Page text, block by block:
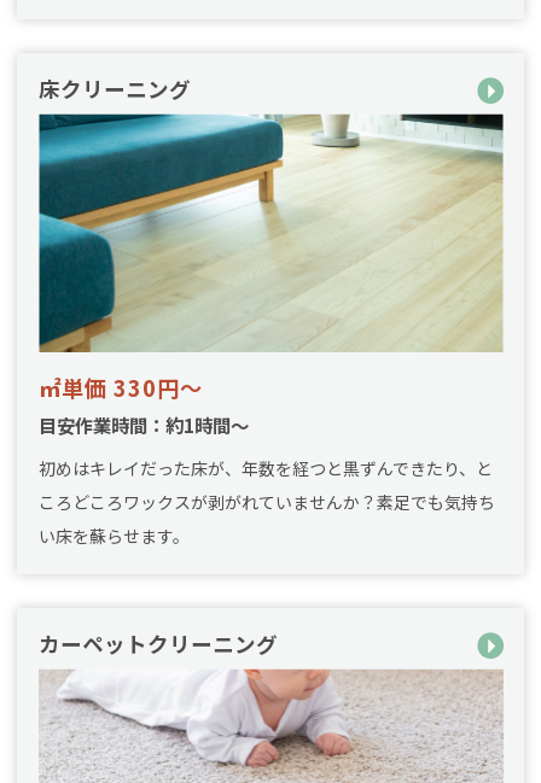
床クリーニング
㎡単価 330円～
目安作業時間：約1時間～
初めはキレイだった床が、年数を経つと黒ずんできたり、と
ころどころワックスが剥がれていませんか？素足でも気持ち
い床を蘇らせます。
カーペットクリーニング